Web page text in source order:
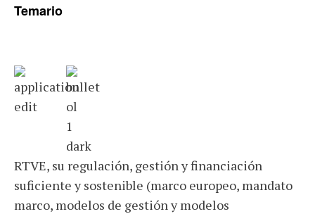
Temario
RTVE, su regulación, gestión y financiación
suficiente y sostenible (marco europeo, mandato
marco, modelos de gestión y modelos